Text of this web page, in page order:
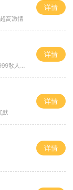
高激情
详情
人逆袭
详情
默
详情
详情